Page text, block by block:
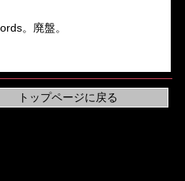
。廃盤。